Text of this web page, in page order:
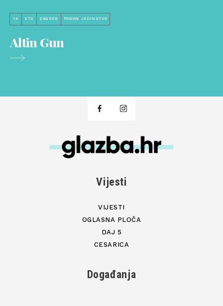
14 STU ZAGREB POGON JEDINSTVO
Altin Gun
Vijesti
VIJESTI
OGLASNA PLOČA
DAJ 5
CESARICA
Događanja